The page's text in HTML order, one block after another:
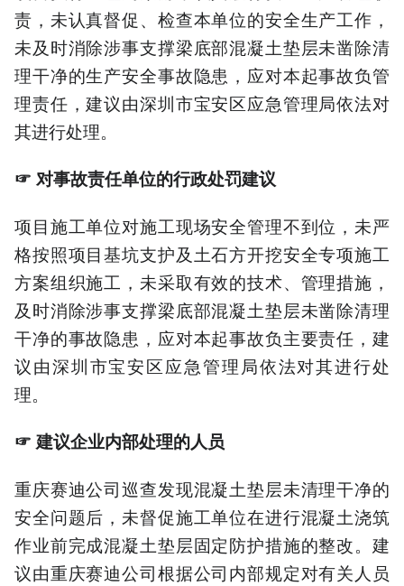
责，未认真督促、检查本单位的安全生产工作，
未及时消除涉事支撑梁底部混凝土垫层未凿除清
理干净的生产安全事故隐患，应对本起事故负管
理责任，建议由深圳市宝安区应急管理局依法对
其进行处理。
☞ 对事故责任单位的行政处罚建议
项目施工单位对施工现场安全管理不到位，未严
格按照项目基坑支护及土石方开挖安全专项施工
方案组织施工，未采取有效的技术、管理措施，
及时消除涉事支撑梁底部混凝土垫层未凿除清理
干净的事故隐患，应对本起事故负主要责任，建
议由深圳市宝安区应急管理局依法对其进行处
理。
☞ 建议企业内部处理的人员
重庆赛迪公司巡查发现混凝土垫层未清理干净的
安全问题后，未督促施工单位在进行混凝土浇筑
作业前完成混凝土垫层固定防护措施的整改。建
议由重庆赛迪公司根据公司内部规定对有关人员